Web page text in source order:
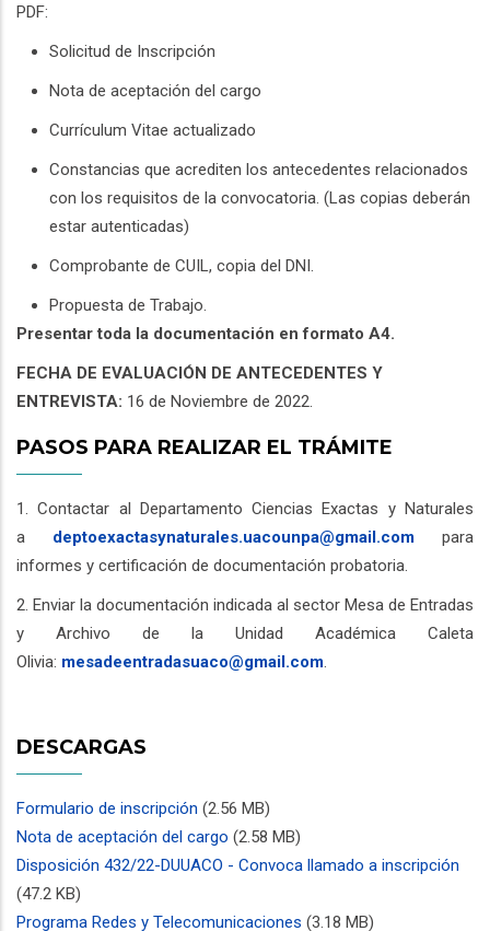
PDF:
Solicitud de Inscripción
Nota de aceptación del cargo
Currículum Vitae actualizado
Constancias que acrediten los antecedentes relacionados
con los requisitos de la convocatoria. (Las copias deberán
estar autenticadas)
Comprobante de CUIL, copia del DNI.
Propuesta de Trabajo.
Presentar toda la documentación en formato A4.
FECHA DE EVALUACIÓN DE ANTECEDENTES Y
ENTREVISTA: 16 de Noviembre de 2022.
PASOS PARA REALIZAR EL TRÁMITE
1. Contactar al Departamento Ciencias Exactas y Naturales
a deptoexactasynaturales.uacounpa@gmail.com para
informes y certificación de documentación probatoria.
2. Enviar la documentación indicada al sector Mesa de Entradas
y Archivo de la Unidad Académica Caleta
Olivia: mesadeentradasuaco@gmail.com.
DESCARGAS
Formulario de inscripción (2.56 MB)
Nota de aceptación del cargo (2.58 MB)
Disposición 432/22-DUUACO - Convoca llamado a inscripción
(47.2 KB)
Programa Redes y Telecomunicaciones (3.18 MB)